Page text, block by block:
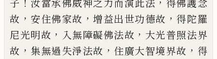
子
汝當承佛威神之力而演此法
得佛護念
故 ， 安住佛家故 ，增益出世功德故 ， 得陀羅
尼光明故 ， 入無障礙佛法故 ， 大光普照法界
故 ， 集無過失淨法故 ， 住廣大智境界故 ， 得